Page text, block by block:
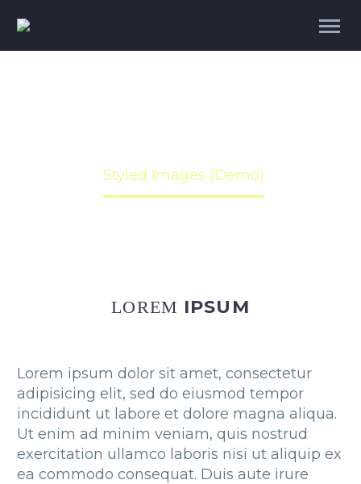
Styled Images (Demo)
LOREM IPSUM
Lorem ipsum dolor sit amet, consectetur
adipisicing elit, sed do eiusmod tempor
incididunt ut labore et dolore magna aliqua.
Ut enim ad minim veniam, quis nostrud
exercitation ullamco laboris nisi ut aliquip ex
ea commodo consequat. Duis aute irure